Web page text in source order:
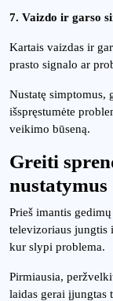
7. Vaizdo ir garso
Kartais vaizdas ir
prasto signalo ar
Nustatę simptomus,
išspręstumėte
veikimo būseną.
Greiti
nustatymus
Prieš imantis
televizoriaus jungtis
kur slypi problema.
Pirmiausia,
laidas gerai įjungtas